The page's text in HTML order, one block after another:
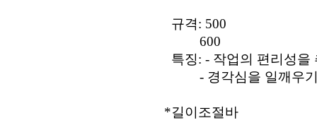
규격: 500
600
특징: - 작업의 편리성을
- 경각심을 일깨우기
*길이조절바